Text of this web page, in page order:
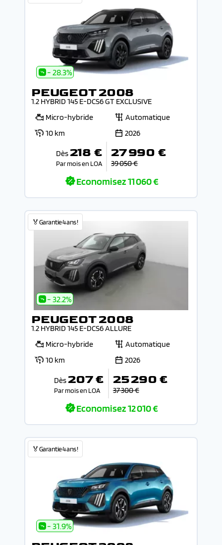
- 28.3%
PEUGEOT 2008
1.2 HYBRID 145 E-DCS6 GT EXCLUSIVE
Micro-hybride
Automatique
10 km
2026
Dès 218 €
Par mois en LOA
27 990 €
39 050 €
Economisez11 060 €
🏅Garantie 4 ans !
- 32.2%
PEUGEOT 2008
1.2 HYBRID 145 E-DCS6 ALLURE
Micro-hybride
Automatique
10 km
2026
Dès 207 €
Par mois en LOA
25 290 €
37 300 €
Economisez12 010 €
🏅Garantie 4 ans !
- 31.9%